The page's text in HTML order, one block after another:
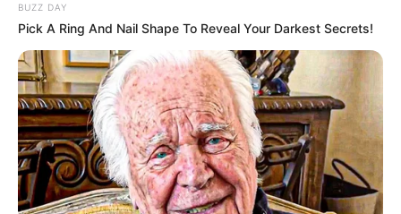
--ad5
BUZZ DAY
Pick A Ring And Nail Shape To Reveal Your Darkest Secrets!